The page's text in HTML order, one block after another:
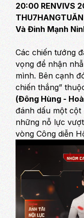
Và Đinh Mạnh
Các chiến tướng
vọng để nhận
mình. Bên cạnh
chiến thắng”
(Đông Hùng -
đánh dấu một
những nỗ lực
vòng Công diễn